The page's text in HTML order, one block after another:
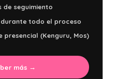
de seguimiento
durante todo el proceso
presencial (Kenguru, Mos)
más →